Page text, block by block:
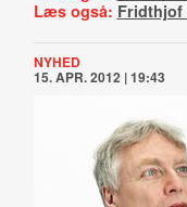
Læs også: Fridthjof
NYHED
15. APR. 2012 | 19:43